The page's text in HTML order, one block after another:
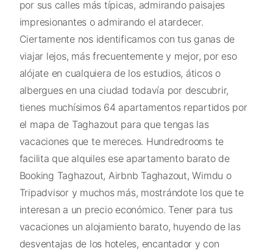
por sus calles más típicas, admirando paisajes
impresionantes o admirando el atardecer.
Ciertamente nos identificamos con tus ganas de
viajar lejos, más frecuentemente y mejor, por eso
alójate en cualquiera de los estudios, áticos o
albergues en una ciudad todavía por descubrir,
tienes muchísimos 64 apartamentos repartidos por
el mapa de Taghazout para que tengas las
vacaciones que te mereces. Hundredrooms te
facilita que alquiles ese apartamento barato de
Booking Taghazout, Airbnb Taghazout, Wimdu o
Tripadvisor y muchos más, mostrándote los que te
interesan a un precio económico. Tener para tus
vacaciones un alojamiento barato, huyendo de las
desventajas de los hoteles, encantador y con